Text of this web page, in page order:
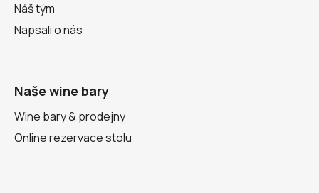
Náš tým
Napsali o nás
Naše wine bary
Wine bary & prodejny
Online rezervace stolu